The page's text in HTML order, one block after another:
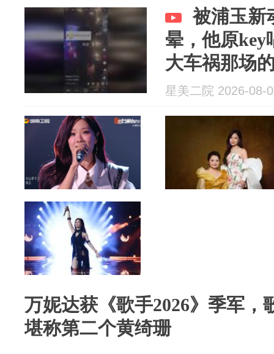
被浦玉新
晕，他原key
大车祸那场
星美二院 2026-08-
万妮达获《歌手2026》季军，
堪称第二个黄绮珊